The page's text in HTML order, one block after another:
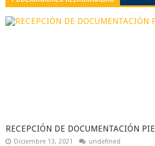
RECEPCIÓN DE DOCUMENTACIÓN PIE
Diciembre 13, 2021 undefined